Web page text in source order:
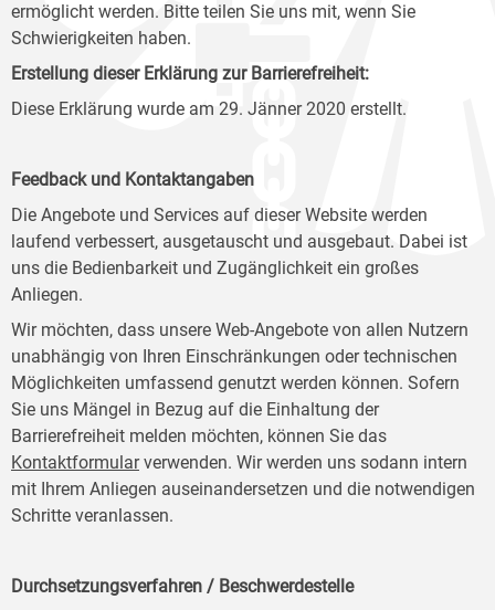
ermöglicht werden. Bitte teilen Sie uns mit, wenn Sie
Schwierigkeiten haben.
Erstellung dieser Erklärung zur Barrierefreiheit:
Diese Erklärung wurde am 29. Jänner 2020 erstellt.
Feedback und Kontaktangaben
Die Angebote und Services auf dieser Website werden
laufend verbessert, ausgetauscht und ausgebaut. Dabei ist
uns die Bedienbarkeit und Zugänglichkeit ein großes
Anliegen.
Wir möchten, dass unsere Web-Angebote von allen Nutzern
unabhängig von Ihren Einschränkungen oder technischen
Möglichkeiten umfassend genutzt werden können. Sofern
Sie uns Mängel in Bezug auf die Einhaltung der
Barrierefreiheit melden möchten, können Sie das
Kontaktformularverwenden. Wir werden uns sodann intern
mit Ihrem Anliegen auseinandersetzen und die notwendigen
Schritte veranlassen.
Durchsetzungsverfahren / Beschwerdestelle